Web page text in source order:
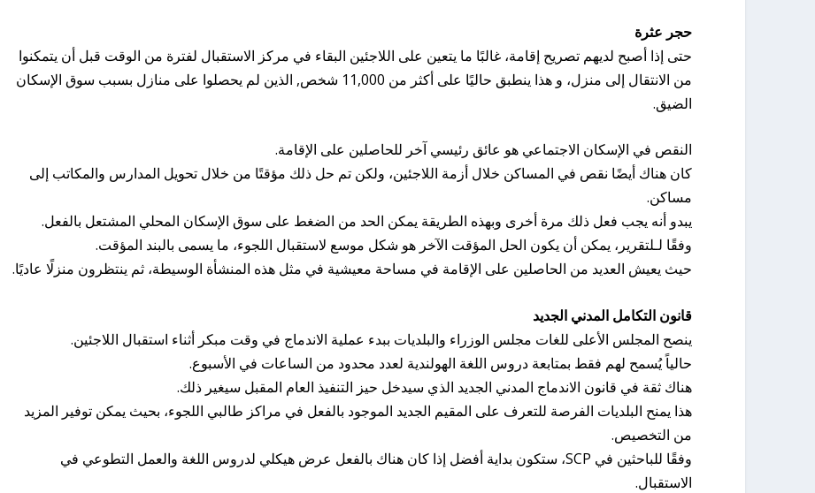
حجر عثرة
حتى إذا أصبح لديهم تصريح إقامة، غالبًا ما يتعين على اللاجئين البقاء في مركز الاستقبال لفترة من الوقت قبل أن يتمكنوا
من الانتقال إلى منزل، و هذا ينطبق حاليًا على أكثر من 11,000 شخص, الذين لم يحصلوا على منازل بسبب سوق الإسكان
الضيق.
النقص في الإسكان الاجتماعي هو عائق رئيسي آخر للحاصلين على الإقامة.
كان هناك أيضًا نقص في المساكن خلال أزمة اللاجئين، ولكن تم حل ذلك مؤقتًا من خلال تحويل المدارس والمكاتب إلى
مساكن.
يبدو أنه يجب فعل ذلك مرة أخرى وبهذه الطريقة يمكن الحد من الضغط على سوق الإسكان المحلي المشتعل بالفعل.
وفقًا لـلتقرير، يمكن أن يكون الحل المؤقت الآخر هو شكل موسع لاستقبال اللجوء، ما يسمى بالبند المؤقت.
حيث يعيش العديد من الحاصلين على الإقامة في مساحة معيشية في مثل هذه المنشأة الوسيطة، ثم ينتظرون منزلًا عاديًا.
قانون التكامل المدني الجديد
ينصح المجلس الأعلى للغات مجلس الوزراء والبلديات ببدء عملية الاندماج في وقت مبكر أثناء استقبال اللاجئين.
حالياً يُسمح لهم فقط بمتابعة دروس اللغة الهولندية لعدد محدود من الساعات في الأسبوع.
هناك ثقة في قانون الاندماج المدني الجديد الذي سيدخل حيز التنفيذ العام المقبل سيغير ذلك.
هذا يمنح البلديات الفرصة للتعرف على المقيم الجديد الموجود بالفعل في مراكز طالبي اللجوء، بحيث يمكن توفير المزيد
من التخصيص.
وفقًا للباحثين في SCP، ستكون بداية أفضل إذا كان هناك بالفعل عرض هيكلي لدروس اللغة والعمل التطوعي في
الاستقبال.